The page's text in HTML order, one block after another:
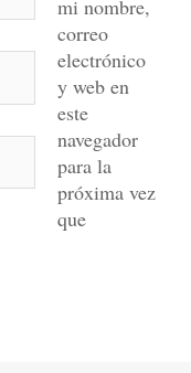
mi nombre,
correo
electrónico
y web en
este
navegador
para la
próxima vez
que